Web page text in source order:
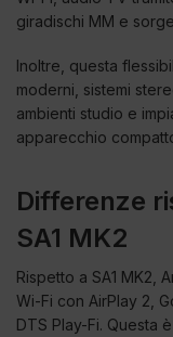
giradischi MM e
Inoltre, questa
moderni, sistemi
ambienti studio e
apparecchio
Differenze
SA1 MK2
Rispetto a SA1 MK2,
Wi-Fi con AirPlay 2,
DTS Play-Fi. Questa